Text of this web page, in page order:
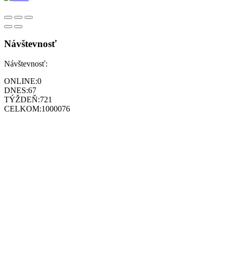
Návštevnosť
Návštevnosť:
ONLINE:0
DNES:67
TÝŽDEŇ:721
CELKOM:1000076